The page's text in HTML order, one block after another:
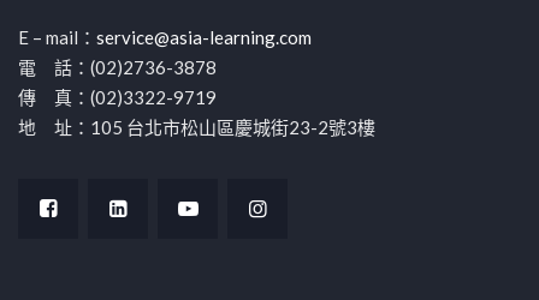
E – mail： service@asia-learning.com
電 話：(02)2736-3878
傳 真：(02)3322-9719
地 址：105 台北市松山區慶城街23-2號3樓